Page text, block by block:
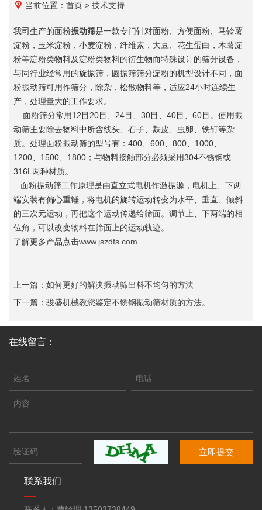
当前位置：首页 >技术支持
我司生产的面粉振动筛是一款专门针对面粉、方便面粉、马铃薯
淀粉，玉米淀粉，小麦淀粉，纤维素，大豆、花生蛋白，木薯淀
粉等淀粉类物料及淀粉类物料的衍生物而特殊设计的筛分设备，
与同行业经常用的旋振筛，圆振筛筛分淀粉的机型设计不同，面
粉振动筛可用作筛分，除杂，松散物料等，适应24小时连续生
产，处理量大的工作要求。
面粉筛分常用12目20目、24目、30目、40目、60目。使用振
动筛主要除去物料中所含线头、石子、麸皮、虫卵、铁钉等杂
质。处理面粉振动筛的型号有：400、600、800、1000、
1200、1500、1800；与物料接触部分必须采用304不锈钢或
316L两种材质。
面粉振动筛工作原理是由直立式电机作激振源，电机上、下两
端安装有偏心重锤，将电机的旋转运动转变为水平、垂直、倾斜
的三次元运动，再把这个运动传递给筛面。调节上、下两端的相
位角，可以改变物料在筛面上的运动轨迹。
了解更多产品点击www.jszdfs.com
上一篇：如何更好的解决振动筛出料不均匀的方法
下一篇：骏盛机械教您鉴定不锈钢振动筛材质的方法。
在线留言：
立即提交
联系我们